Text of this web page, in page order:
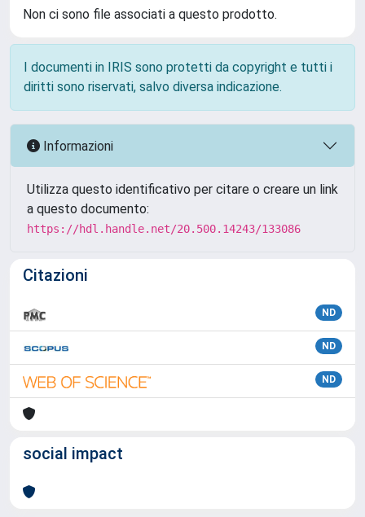
Non ci sono file associati a questo prodotto.
I documenti in IRIS sono protetti da copyright e tutti i
diritti sono riservati, salvo diversa indicazione.
Informazioni
Utilizza questo identificativo per citare o creare un link
a questo documento:
https://hdl.handle.net/20.500.14243/133086
Citazioni
ND
ND
ND
social impact